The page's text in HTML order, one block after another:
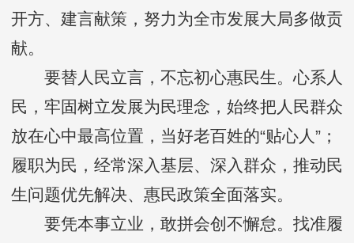
开方、建言献策，努力为全市发展大局多做贡
献。
要替人民立言，不忘初心惠民生。心系人
民，牢固树立发展为民理念，始终把人民群众
放在心中最高位置，当好老百姓的“贴心人”；
履职为民，经常深入基层、深入群众，推动民
生问题优先解决、惠民政策全面落实。
要凭本事立业，敢拼会创不懈怠。找准履